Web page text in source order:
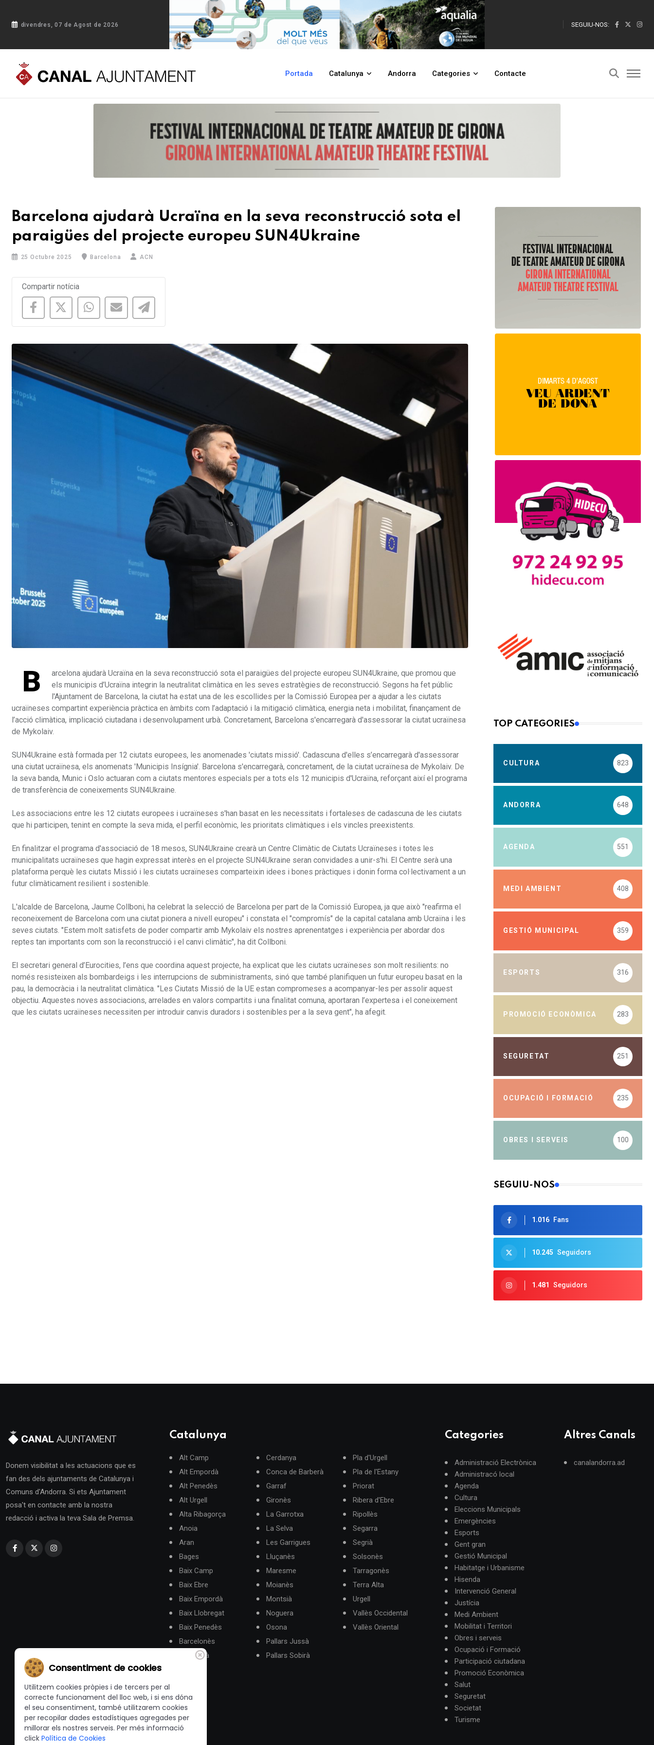
divendres, 07 de Agost de 2026 SEGUIU-NOS:
Portada Catalunya Andorra Categories Contacte
Portada Blog Barcelona ajudarà Ucraïna en la seva reconstrucció sota el paraigües del projecte europeu SUN4Ukraine
Barcelona ajudarà Ucraïna en la seva reconstrucció sota el
paraigües del projecte europeu SUN4Ukraine
25 Octubre 2025 Barcelona ACN
Compartir notícia
B
arcelona ajudarà Ucraïna en la seva reconstrucció sota el paraigües del projecte europeu SUN4Ukraine, que promou que
els municipis d’Ucraïna integrin la neutralitat climàtica en les seves estratègies de reconstrucció. Segons ha fet públic
l'Ajuntament de Barcelona, la ciutat ha estat una de les escollides per la Comissió Europea per a ajudar a les ciutats
ucraïneses compartint experiència pràctica en àmbits com l’adaptació i la mitigació climàtica, energia neta i mobilitat, finançament de
l’acció climàtica, implicació ciutadana i desenvolupament urbà. Concretament, Barcelona s'encarregarà d'assessorar la ciutat ucraïnesa
de Mykolaiv.
SUN4Ukraine està formada per 12 ciutats europees, les anomenades 'ciutats missió'. Cadascuna d'elles s’encarregarà d'assessorar
una ciutat ucraïnesa, els anomenats 'Municipis Insígnia'. Barcelona s'encarregarà, concretament, de la ciutat ucraïnesa de Mykolaiv. De
la seva banda, Munic i Oslo actuaran com a ciutats mentores especials per a tots els 12 municipis d'Ucraïna, reforçant així el programa
de transferència de coneixements SUN4Ukraine.
Les associacions entre les 12 ciutats europees i ucraïneses s'han basat en les necessitats i fortaleses de cadascuna de les ciutats
que hi participen, tenint en compte la seva mida, el perfil econòmic, les prioritats climàtiques i els vincles preexistents.
En finalitzar el programa d'associació de 18 mesos, SUN4Ukraine crearà un Centre Climàtic de Ciutats Ucraïneses i totes les
municipalitats ucraïneses que hagin expressat interès en el projecte SUN4Ukraine seran convidades a unir-s'hi. El Centre serà una
plataforma perquè les ciutats Missió i les ciutats ucraïneses comparteixin idees i bones pràctiques i donin forma col·lectivament a un
futur climàticament resilient i sostenible.
L'alcalde de Barcelona, Jaume Collboni, ha celebrat la selecció de Barcelona per part de la Comissió Europea, ja que això "reafirma el
reconeixement de Barcelona com una ciutat pionera a nivell europeu" i constata el "compromís" de la capital catalana amb Ucraïna i les
seves ciutats. "Estem molt satisfets de poder compartir amb Mykolaiv els nostres aprenentatges i experiència per abordar dos
reptes tan importants com son la reconstrucció i el canvi climàtic", ha dit Collboni.
El secretari general d’Eurocities, l’ens que coordina aquest projecte, ha explicat que les ciutats ucraïneses son molt resilients: no
només resisteixen als bombardeigs i les interrupcions de subministraments, sinó que també planifiquen un futur europeu basat en la
pau, la democràcia i la neutralitat climàtica. "Les Ciutats Missió de la UE estan compromeses a acompanyar-les per assolir aquest
objectiu. Aquestes noves associacions, arrelades en valors compartits i una finalitat comuna, aportaran l’expertesa i el coneixement
que les ciutats ucraïneses necessiten per introduir canvis duradors i sostenibles per a la seva gent", ha afegit.
TOP CATEGORIES
CULTURA 823
ANDORRA 648
AGENDA 551
MEDI AMBIENT 408
GESTIÓ MUNICIPAL 359
ESPORTS 316
PROMOCIÓ ECONÒMICA 283
SEGURETAT 251
OCUPACIÓ I FORMACIÓ 235
OBRES I SERVEIS 100
SEGUIU-NOS
1.016 Fans
10.245 Seguidors
1.481 Seguidors
Donem visibilitat a les actuacions que es
fan des dels ajuntaments de Catalunya i
Comuns d'Andorra. Si ets Ajuntament
posa't en contacte amb la nostra
redacció i activa la teva Sala de Premsa.
Catalunya
Alt Camp
Alt Empordà
Alt Penedès
Alt Urgell
Alta Ribagorça
Anoia
Aran
Bages
Baix Camp
Baix Ebre
Baix Empordà
Baix Llobregat
Baix Penedès
Barcelonès
Berguedà
Cerdanya
Conca de Barberà
Garraf
Gironès
La Garrotxa
La Selva
Les Garrigues
Lluçanès
Maresme
Moianès
Montsià
Noguera
Osona
Pallars Jussà
Pallars Sobirà
Pla d'Urgell
Pla de l'Estany
Priorat
Ribera d'Ebre
Ripollès
Segarra
Segrià
Solsonès
Tarragonès
Terra Alta
Urgell
Vallès Occidental
Vallès Oriental
Categories
Administració Electrònica
Administracó local
Agenda
Cultura
Eleccions Municipals
Emergències
Esports
Gent gran
Gestió Municipal
Habitatge i Urbanisme
Hisenda
Intervenció General
Justícia
Medi Ambient
Mobilitat i Territori
Obres i serveis
Ocupació i Formació
Participació ciutadana
Promoció Econòmica
Salut
Seguretat
Societat
Turisme
Altres Canals
canalandorra.ad
Consentiment de cookies
Utilitzem cookies pròpies i de tercers per al
correcte funcionament del lloc web, i si ens dóna
el seu consentiment, també utilitzarem cookies
per recopilar dades estadístiques agregades per
millorar els nostres serveis. Per més informació
click Política de Cookies